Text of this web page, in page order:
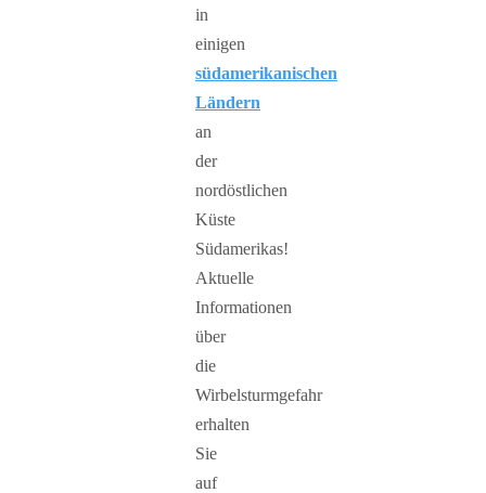
in
einigen
südamerikanischen
Ländern
an
der
nordöstlichen
Küste
Südamerikas!
Aktuelle
Informationen
über
die
Wirbelsturmgefahr
erhalten
Sie
auf